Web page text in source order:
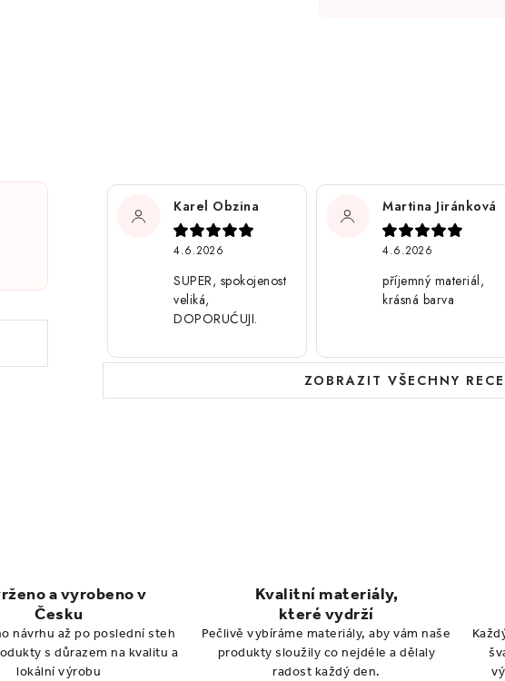
a vyrobeno v
Česku
návrhu až po poslední steh
s důrazem na kvalitu a
lokální výrobu
Kvalitní materiály,
které vydrží
Pečlivě vybíráme materiály, aby vám naše
produkty sloužily co nejdéle a dělaly
radost každý den.
Karel Obzina
4.6.2026
SUPER, spokojenost
veliká,
DOPORUĆUJI.
Martina Jiránková
4.6.2026
příjemný materiál,
krásná barva
ZOBRAZIT VŠECHNY